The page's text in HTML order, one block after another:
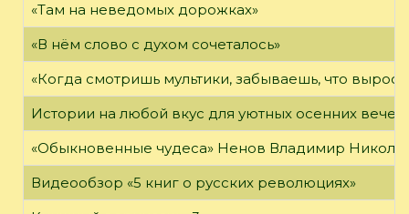
«Там на неведомых дорожках»
«В нём слово с духом сочеталось»
«Когда смотришь мультики, забываешь, что вырос»
Истории на любой вкус для уютных осенних
«Обыкновенные чудеса» Ненов Владимир
Видеообзор «5 книг о русских революциях»